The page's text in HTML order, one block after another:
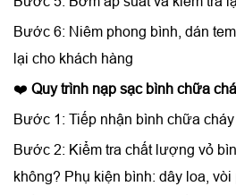
Bước 6: Niêm phong bình, dán
lại cho khách hàng
❤️ Quy trình nạp sạc bình chữa
Bước 1: Tiếp nhận bình chữa
Bước 2: Kiểm tra chất lượng vỏ
không? Phụ kiện bình: dây loa,